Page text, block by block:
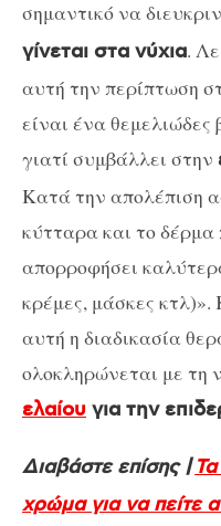
σημαντικό να
γίνεται στα νύχια.
αυτή την περίπτωση
είναι ένα
γιατί συμβάλλει στην
Κατά την απολέπιση
κύτταρα και το δέρμα
απορροφήσει
κρέμες, μάσκες κτλ)».
αυτή η διαδικασία
ολοκληρώνεται με τη
ελαίου για την
Διαβάστε επίσης |
χρώμα για να πείτε